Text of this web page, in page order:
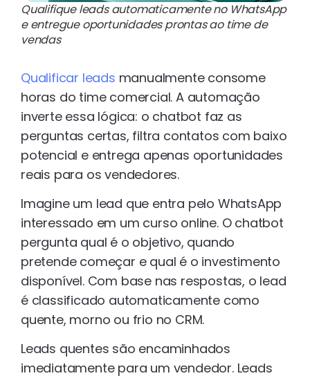
Qualifique leads automaticamente no WhatsApp
e entregue oportunidades prontas ao time de
vendas
Qualificar leads manualmente consome
horas do time comercial. A automação
inverte essa lógica: o chatbot faz as
perguntas certas, filtra contatos com baixo
potencial e entrega apenas oportunidades
reais para os vendedores.
Imagine um lead que entra pelo WhatsApp
interessado em um curso online. O chatbot
pergunta qual é o objetivo, quando
pretende começar e qual é o investimento
disponível. Com base nas respostas, o lead
é classificado automaticamente como
quente, morno ou frio no CRM.
Leads quentes são encaminhados
imediatamente para um vendedor. Leads